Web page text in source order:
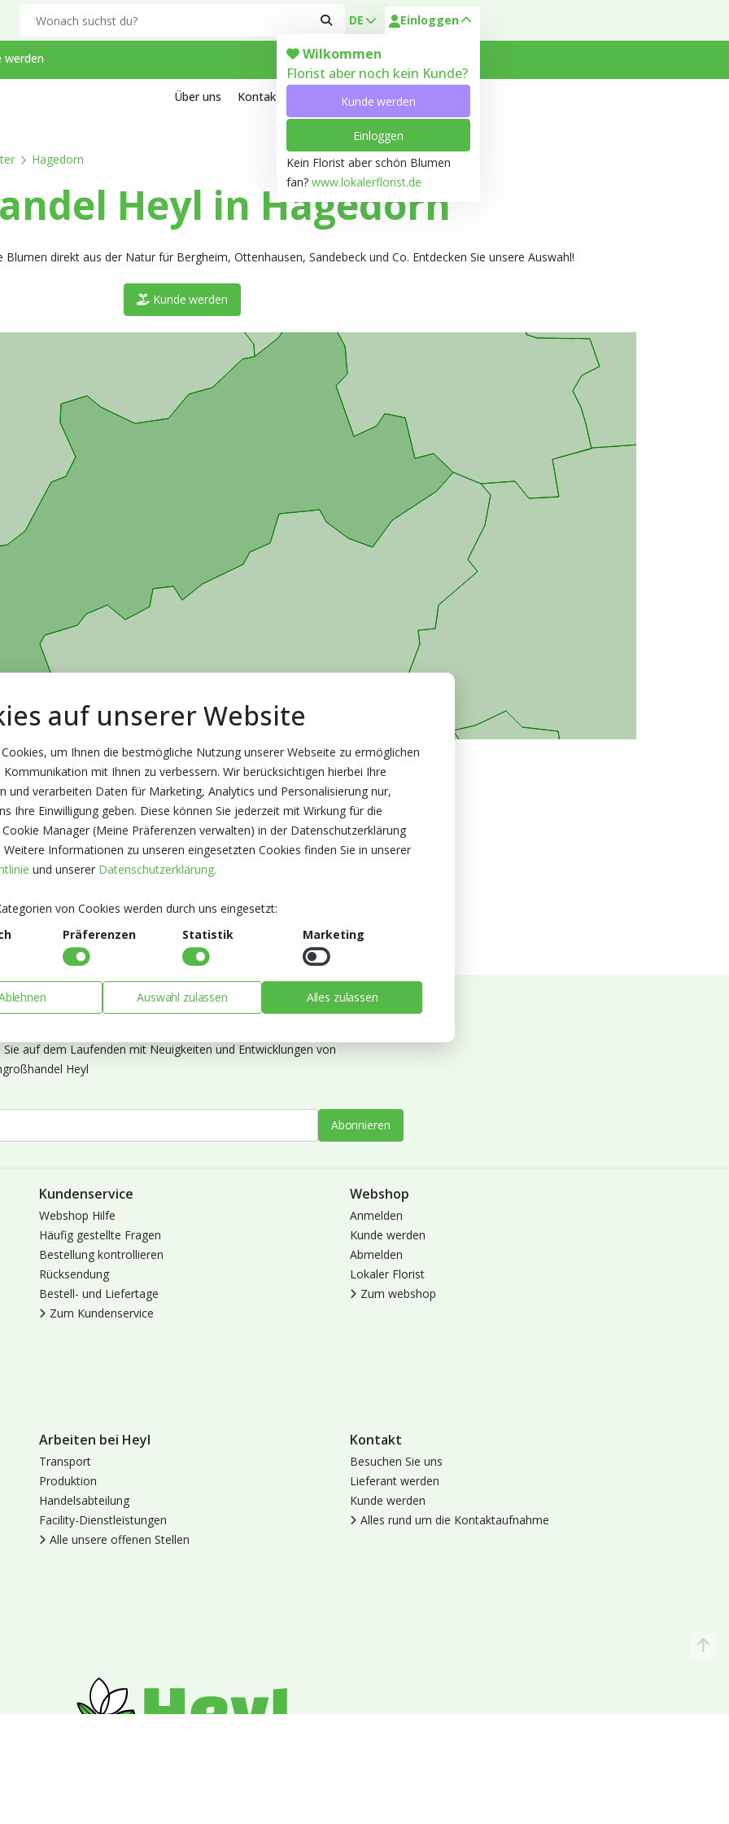
DE Einloggen
Wilkommen
Florist aber noch kein Kunde?
Kunde werden
Einloggen
Kein Florist aber schön Blumen
fan? www.lokalerflorist.de
werden
Über uns Kontakt Arbeiten bei Heyl Kundenservice
Hagedorn
Heyl in Hagedorn
direkt aus der Natur für Bergheim, Ottenhausen, Sandebeck und Co. Entdecken Sie unsere Auswahl!
Kunde werden
Sie unseren Newsletter
Sie auf dem Laufenden mit Neuigkeiten und Entwicklungen von
Heyl
Abonnieren
Kundenservice
Webshop Hilfe
Häufig gestellte Fragen
Bestellung kontrollieren
Rücksendung
Bestell- und Liefertage
Zum Kundenservice
Webshop
Anmelden
Kunde werden
Abmelden
Lokaler Florist
Zum webshop
Arbeiten bei Heyl
Transport
Produktion
Handelsabteilung
Facility-Dienstleistungen
Alle unsere offenen Stellen
Kontakt
Besuchen Sie uns
Lieferant werden
Kunde werden
Alles rund um die Kontaktaufnahme
auf unserer Website
um Ihnen die bestmögliche Nutzung unserer Webseite zu ermöglichen
Kommunikation mit Ihnen zu verbessern. Wir berücksichtigen hierbei Ihre
und verarbeiten Daten für Marketing, Analytics und Personalisierung nur,
Ihre Einwilligung geben. Diese können Sie jederzeit mit Wirkung für die
Manager (Meine Präferenzen verwalten) in der Datenschutzerklärung
Weitere Informationen zu unseren eingesetzten Cookies finden Sie in unserer
und unserer Datenschutzerklärung.
von Cookies werden durch uns eingesetzt:
Präferenzen Statistik Marketing
Auswahl zulassen Alles zulassen